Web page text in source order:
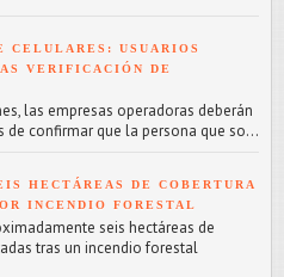
CELULARES: USUARIOS
VERIFICACIÓN DE
las empresas operadoras deberán
confirmar que la persona que so...
HECTÁREAS DE COBERTURA
INCENDIO FORESTAL
seis hectáreas de
tras un incendio forestal